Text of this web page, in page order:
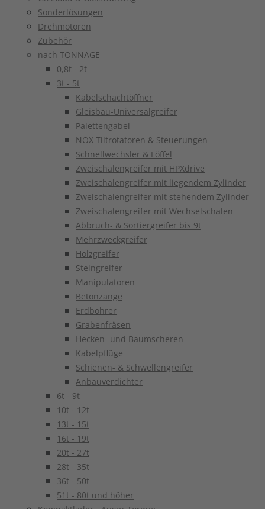
Sonderlösungen
Drehmotoren
Zubehör
nach TONNAGE
0,8t - 2t
3t - 5t
Kabelschachtöffner
Gleisbau-Universalgreifer
Palettengabel
NOX Tiltrotatoren & Steuerungen
Schnellwechsler & Löffel
Zweischalengreifer mit HPXdrive
Zweischalengreifer mit liegendem Zylinder
Zweischalengreifer mit stehendem Zylinder
Zweischalengreifer mit Wechselschalen
Abbruch- & Sortiergreifer bis 9t
Mehrzweckgreifer
Holzgreifer
Steingreifer
Manipulatoren
Betonzange
Erdbohrer
Grabenfräsen
Hecken- und Baumscheren
Kabelpflüge
Schienen- & Schwellengreifer
Anbauverdichter
6t - 9t
10t - 12t
13t - 15t
16t - 19t
20t - 27t
28t - 35t
36t - 50t
51t - 80t und höher